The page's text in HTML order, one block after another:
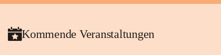
Kommende Veranstaltungen